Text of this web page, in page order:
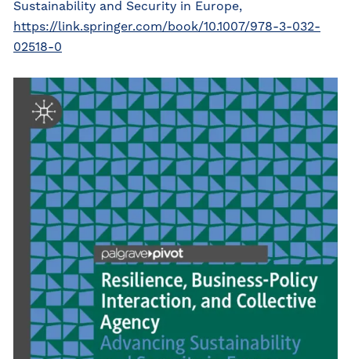
Sustainability and Security in Europe,
https://link.springer.com/book/10.1007/978-3-032-
02518-0